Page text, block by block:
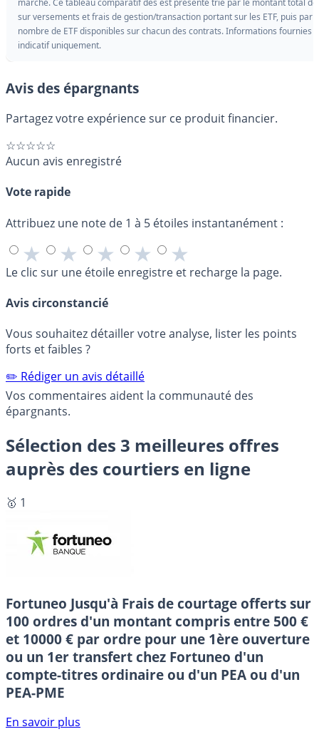
marché. Ce tableau comparatif des est présenté trié par le montant total
sur versements et frais de gestion/transaction portant sur les ETF, puis par
nombre de ETF disponibles sur chacun des contrats. Informations fournies
indicatif uniquement.
Avis des épargnants
Partagez votre expérience sur ce produit financier.
☆☆☆☆☆
Aucun avis enregistré
Vote rapide
Attribuez une note de 1 à 5 étoiles instantanément :
★ ★ ★ ★ ★
Le clic sur une étoile enregistre et recharge la page.
Avis circonstancié
Vous souhaitez détailler votre analyse, lister les points
forts et faibles ?
✏️ Rédiger un avis détaillé
Vos commentaires aident la communauté des
épargnants.
Sélection des 3 meilleures offres
auprès des courtiers en ligne
🥇 1
Fortuneo Jusqu'à Frais de courtage offerts sur
100 ordres d'un montant compris entre 500 €
et 10000 € par ordre pour une 1ère ouverture
ou un 1er transfert chez Fortuneo d'un
compte-titres ordinaire ou d'un PEA ou d'un
PEA-PME
En savoir plus